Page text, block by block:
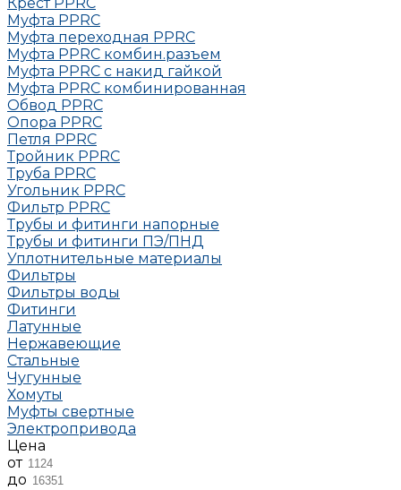
Муфта PPRC
Муфта переходная PPRC
Муфта РРRC комбин.разъем
Муфта PPRC с накид гайкой
Муфта РРRC комбинированная
Обвод РРRC
Опора РРRC
Петля РРRC
Тройник РРRC
Труба РРRC
Угольник РРRC
Фильтр PPRC
Трубы и фитинги напорные
Трубы и фитинги ПЭ/ПНД
Уплотнительные материалы
Фильтры
Фильтры воды
Фитинги
Латунные
Нержавеющие
Стальные
Чугунные
Хомуты
Муфты свертные
Электропривода
Цена
от
до